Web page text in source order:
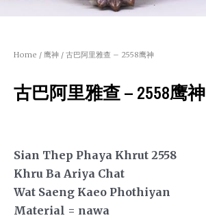
Home / 鹰神 / 古巴阿里雅查 – 2558鹰神
古巴阿里雅查 – 2558鹰神
Sian Thep Phaya Khrut 2558
Khru Ba Ariya Chat
Wat Saeng Kaeo Phothiyan
Material = nawa